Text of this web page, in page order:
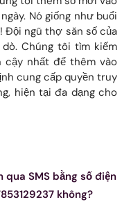
Nó giống như buổi
Đội ngũ thợ săn số của
Chúng tôi tìm kiếm
cậy nhất để thêm vào
cung cấp quyền truy
hiện tại đa dạng cho
qua SMS bằng số điện
không?